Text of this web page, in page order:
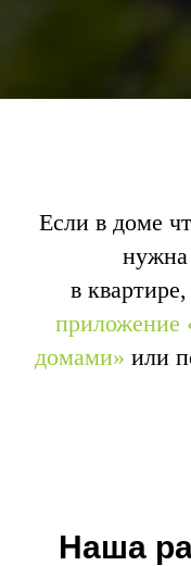
Если в доме
в квартире,
приложение
домами» или
Наша